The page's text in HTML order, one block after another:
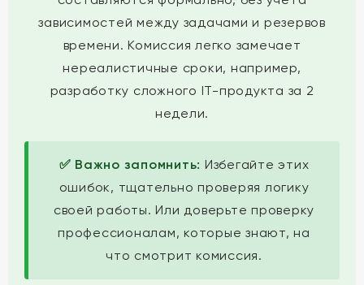
зависимостей между задачами и резервов
времени. Комиссия легко замечает
нереалистичные сроки, например,
разработку сложного IT-продукта за 2
недели.
✅ Важно запомнить: Избегайте этих
ошибок, тщательно проверяя логику
своей работы. Или доверьте проверку
профессионалам, которые знают, на
что смотрит комиссия.